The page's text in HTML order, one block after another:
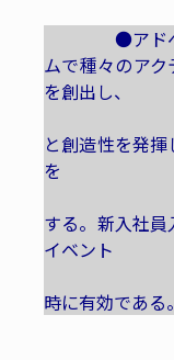
●アドベ
ムで種々のア
を創出し、
と創造性を発
を
する。新入社員
イベント
時に有効である。